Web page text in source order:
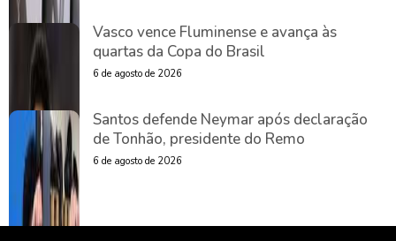
Vasco vence Fluminense e avança às
quartas da Copa do Brasil
6 de agosto de 2026
Santos defende Neymar após declaração
de Tonhão, presidente do Remo
6 de agosto de 2026